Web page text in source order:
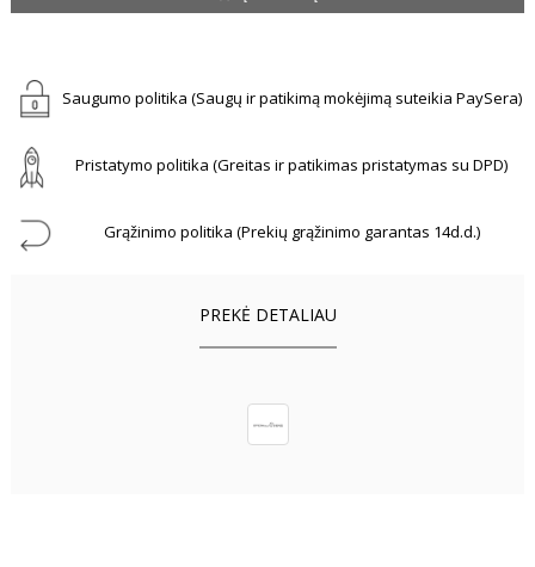
Saugumo politika (Saugų ir patikimą mokėjimą suteikia PaySera)
Pristatymo politika (Greitas ir patikimas pristatymas su DPD)
Grąžinimo politika (Prekių grąžinimo garantas 14d.d.)
PREKĖ DETALIAU